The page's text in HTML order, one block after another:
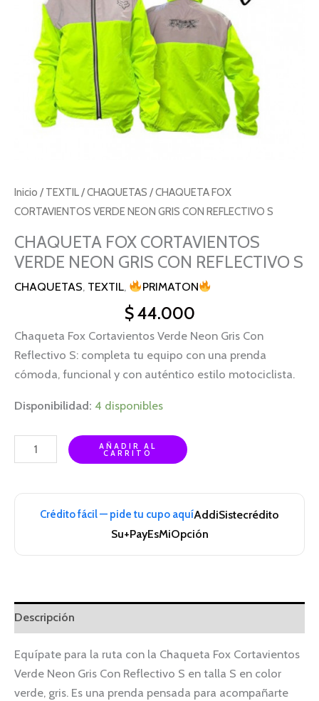
Inicio / TEXTIL/CHAQUETAS / CHAQUETA FOX
CORTAVIENTOS VERDE NEON GRIS CON REFLECTIVO S
CHAQUETA FOX CORTAVIENTOS
VERDE NEON GRIS CON REFLECTIVO S
CHAQUETAS, TEXTIL, PRIMATON
$44.000
Chaqueta Fox Cortavientos Verde Neon Gris Con
Reflectivo S: completa tu equipo con una prenda
cómoda, funcional y con auténtico estilo motociclista.
Disponibilidad: 4 disponibles
REFLECTIVO
cantidad
AÑADIR AL
CARRITO
Crédito fácil — pide tu cupo aquíAddiSistecrédito
Su+PayEsMiOpción
Descripción
Equípate para la ruta con la Chaqueta Fox Cortavientos
Verde Neon Gris Con Reflectivo S en talla S en color
verde, gris. Es una prenda pensada para acompañarte